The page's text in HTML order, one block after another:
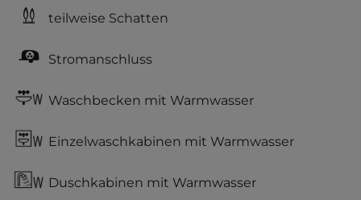
teilweise Schatten
Stromanschluss
Waschbecken mit Warmwasser
Einzelwaschkabinen mit Warmwasser
Duschkabinen mit Warmwasser